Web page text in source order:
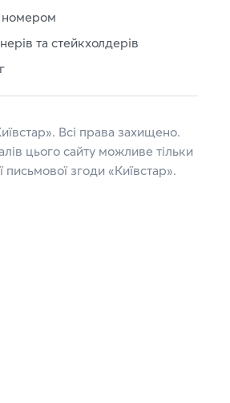
номером
та стейкхолдерів
Всі права захищено.
цього сайту можливе тільки
згоди «Київстар».